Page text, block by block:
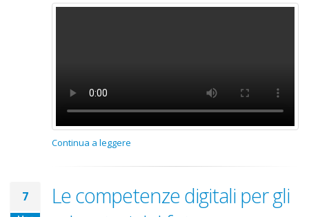
Continua a leggere
7
Le competenze digitali per gli